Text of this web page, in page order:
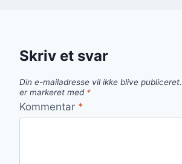
Skriv et svar
Din e-mailadresse vil ikke blive publiceret.
er markeret med *
Kommentar *